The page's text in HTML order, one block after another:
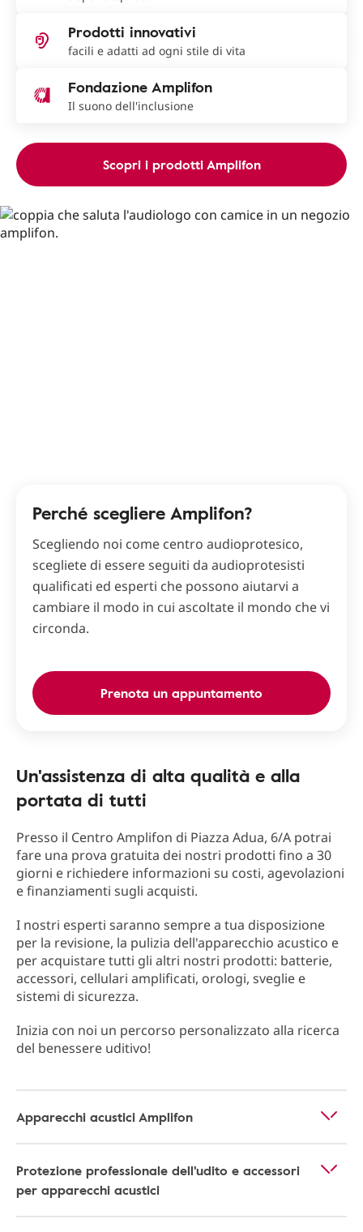
Prodotti innovativi
facili e adatti ad ogni stile di vita
Fondazione Amplifon
Il suono dell'inclusione
Scopri i prodotti Amplifon
Perché scegliere Amplifon?
Scegliendo noi come centro audioprotesico,
scegliete di essere seguiti da audioprotesisti
qualificati ed esperti che possono aiutarvi a
cambiare il modo in cui ascoltate il mondo che vi
circonda.
Prenota un appuntamento
Un'assistenza di alta qualità e alla
portata di tutti
Presso il Centro Amplifon di Piazza Adua, 6/A potrai
fare una prova gratuita dei nostri prodotti fino a 30
giorni e richiedere informazioni su costi, agevolazioni
e finanziamenti sugli acquisti.
I nostri esperti saranno sempre a tua disposizione
per la revisione, la pulizia dell'apparecchio acustico e
per acquistare tutti gli altri nostri prodotti: batterie,
accessori, cellulari amplificati, orologi, sveglie e
sistemi di sicurezza.
Inizia con noi un percorso personalizzato alla ricerca
del benessere uditivo!
Apparecchi acustici Amplifon
Protezione professionale dell'udito e accessori
per apparecchi acustici